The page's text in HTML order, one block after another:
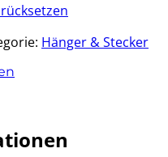
Hänger & Stecker